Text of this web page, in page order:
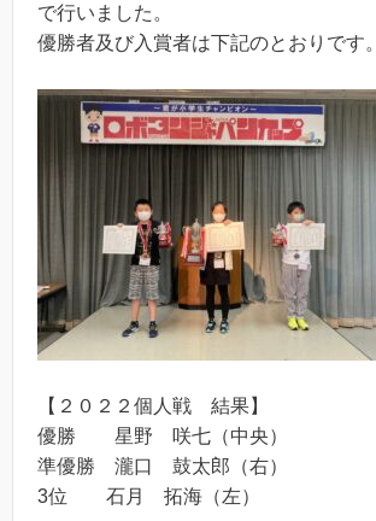
で行いました。
優勝者及び入賞者は下記のとおりです。
【２０２２個人戦 結果】
優勝 星野 咲七（中央）
準優勝 瀧口 鼓太郎（右）
3位 石月 拓海（左）